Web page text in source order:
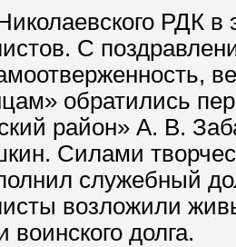
РДК в
С
обратились
район» А. В.
Силами
служебный
возложили
долга.